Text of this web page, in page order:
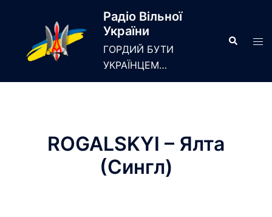
Радіо Вільної
України
ГОРДИЙ БУТИ
УКРАЇНЦЕМ…
Search
ROGALSKYI – Ялта
(Сингл)